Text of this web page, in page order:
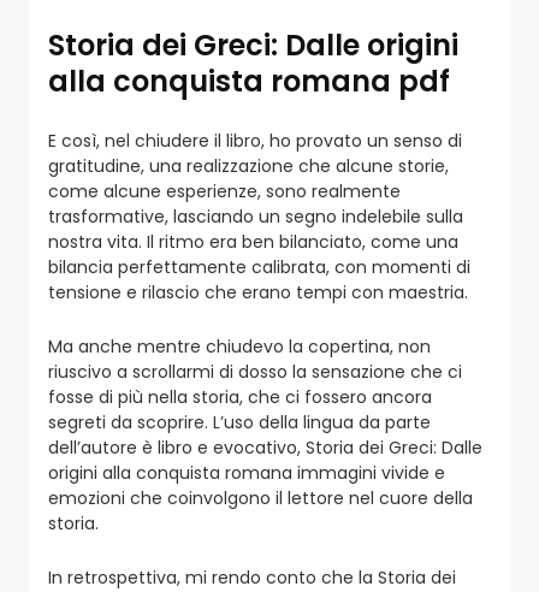
Storia dei Greci: Dalle origini
alla conquista romana pdf
E così, nel chiudere il libro, ho provato un senso di
gratitudine, una realizzazione che alcune storie,
come alcune esperienze, sono realmente
trasformative, lasciando un segno indelebile sulla
nostra vita. Il ritmo era ben bilanciato, come una
bilancia perfettamente calibrata, con momenti di
tensione e rilascio che erano tempi con maestria.
Ma anche mentre chiudevo la copertina, non
riuscivo a scrollarmi di dosso la sensazione che ci
fosse di più nella storia, che ci fossero ancora
segreti da scoprire. L’uso della lingua da parte
dell’autore è libro e evocativo, Storia dei Greci: Dalle
origini alla conquista romana immagini vivide e
emozioni che coinvolgono il lettore nel cuore della
storia.
In retrospettiva, mi rendo conto che la Storia dei